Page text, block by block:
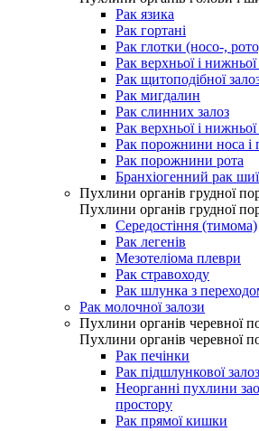
Рак язика
Рак гортані
Рак глотки (носо-,
Рак верхньої і
Рак щитоподібної
Рак мигдалин
Рак слинних залоз
Рак верхньої і
Рак порожнини носа і
Рак порожнини рота
Бранхіогенний рак шиї
Пухлини органів грудної
Пухлини органів грудної
Середостіння (тимома)
Рак легенів
Мезотеліома плеври
Рак стравоходу
Рак шлунка з
Рак молочної залози
Пухлини органів черевної
Пухлини органів черевної
Рак печінки
Рак підшлункової
Неорганні пухлини
простору
Рак прямої кишки